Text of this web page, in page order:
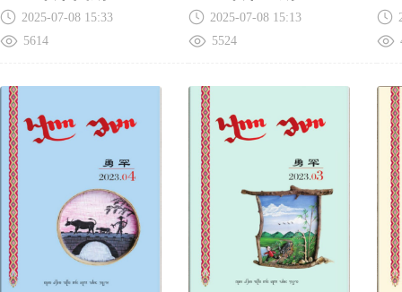
2025-07-08 15:33
5614
2025-07-08 15:13
5524